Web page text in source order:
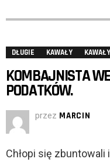
DŁUGIE KAWAŁY
KOMBAJNISTA
PODATKÓW.
przez MARCIN
Chłopi się